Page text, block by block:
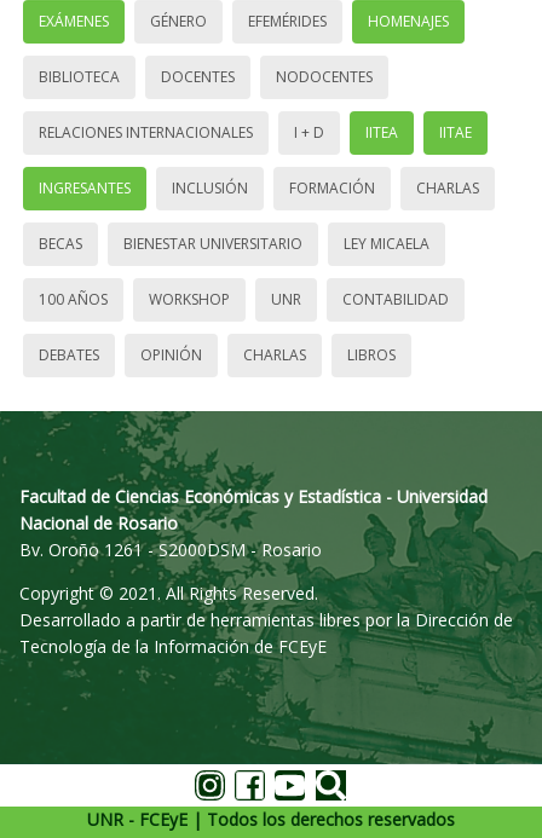
EXÁMENES GÉNERO EFEMÉRIDES HOMENAJES
BIBLIOTECA DOCENTES NODOCENTES
RELACIONES INTERNACIONALES I + D IITEA IITAE
INGRESANTES INCLUSIÓN FORMACIÓN CHARLAS
BECAS BIENESTAR UNIVERSITARIO LEY MICAELA
100 AÑOS WORKSHOP UNR CONTABILIDAD
DEBATES OPINIÓN CHARLAS LIBROS
Facultad de Ciencias Económicas y Estadística - Universidad
Nacional de Rosario
Bv. Oroño 1261 - S2000DSM - Rosario
Copyright © 2021. All Rights Reserved.
Desarrollado a partir de herramientas libres por la Dirección de
Tecnología de la Información de FCEyE
UNR - FCEyE | Todos los derechos reservados